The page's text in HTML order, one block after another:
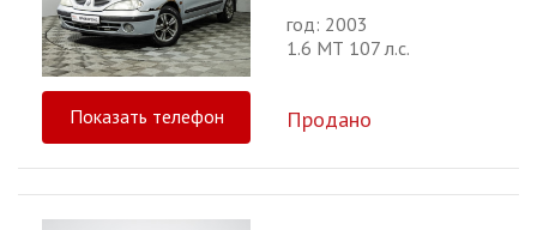
год: 2003
1.6 МТ 107 л.с.
Показать телефон Продано